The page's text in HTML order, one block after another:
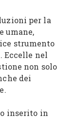
per la
umane,
strumento
Eccelle nel
non solo
dei
inserito in